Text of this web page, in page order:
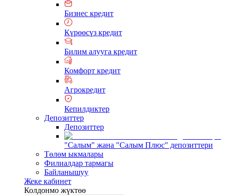
Бизнес кредит
Күрөөсүз кредит
Билим алууга кредит
Комфорт кредит
Агрокредит
Кепилдиктер
Депозиттер
Депозиттер
"Салым" жана "Салым Плюс" депозиттери
Төлөм ыкмалары
Филиалдар тармагы
Байланышуу
Жеке кабинет
Колдонмо жүктөө